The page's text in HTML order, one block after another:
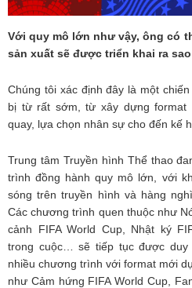
Với quy mô lớn như vậy, ông có
sản xuất sẽ được triển khai ra
Chúng tôi xác định đây là một
bị từ rất sớm, từ xây dựng format
quay, lựa chọn nhân sự cho đến kế
Trung tâm Truyền hình Thể thao
trình đồng hành quy mô lớn, với
sóng trên truyền hình và hàng
Các chương trình quen thuộc như
cảnh FIFA World Cup, Nhật ký
trong cuộc… sẽ tiếp tục được
nhiều chương trình với format mới
như Cảm hứng FIFA World Cup,